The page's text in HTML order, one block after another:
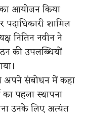
का आयोजन किया
शामिल
नितिन नवीन ने
की उपलब्धियों
ने अपने संबोधन में कहा
का पहला स्थापना
उनके लिए अत्यंत